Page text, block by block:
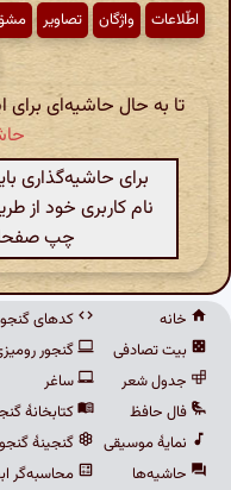
اطّلاعات واژگان تصاویر
تا به حال حاشیه‌ای
برای حاشیه‌گذاری
نام کاربری خود از
چپ
خانه
بیت تصادفی
جدول شعر
فال حافظ
نمایهٔ موسیقی
حاشیه‌ها
کدهای
گنجور
ساغر
کتابخانهٔ
گنجینهٔ
محاسبه‌گر